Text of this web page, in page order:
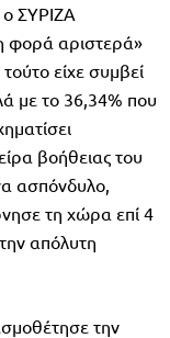
ΣΥΡΙΖΑ
φορά αριστερά»
είχε συμβεί
με το 36,34% που
βοήθειας του
ασπόνδυλο,
τη χώρα επί 4
απόλυτη
την